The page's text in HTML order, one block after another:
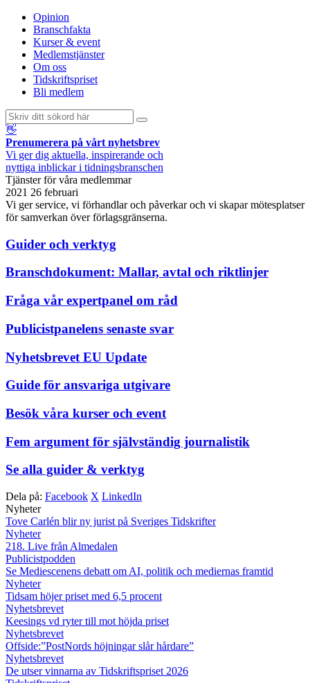
Opinion
Branschfakta
Kurser & event
Medlemstjänster
Om oss
Tidskriftspriset
Bli medlem
👋
Prenumerera på vårt nyhetsbrev
Vi ger dig aktuella, inspirerande och
nyttiga inblickar i tidningsbranschen
Tjänster för våra medlemmar
2021 26 februari
Vi ger service, vi förhandlar och påverkar och vi skapar mötesplatser
för samverkan över förlagsgränserna.
Guider och verktyg
Branschdokument: Mallar, avtal och riktlinjer
Fråga vår expertpanel om råd
Publicistpanelens senaste svar
Nyhetsbrevet EU Update
Guide för ansvariga utgivare
Besök våra kurser och event
Fem argument för självständig journalistik
Se alla guider & verktyg
Dela på: Facebook X LinkedIn
Nyheter
Tove Carlén blir ny jurist på Sveriges Tidskrifter
Nyheter
218. Live från Almedalen
Publicistpodden
Se Mediescenens debatt om AI, politik och mediernas framtid
Nyheter
Tidsam höjer priset med 6,5 procent
Nyhetsbrevet
Keesings vd ryter till mot höjda priset
Nyhetsbrevet
Offside:”PostNords höjningar slår hårdare”
Nyhetsbrevet
De utser vinnarna av Tidskriftspriset 2026